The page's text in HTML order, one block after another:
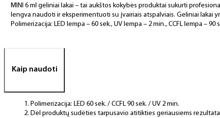
MINI 6 ml geliniai lakai – tai aukštos kokybės produktai sukurti
lengva naudoti ir eksperimentuoti su įvairiais atspalviais. Geliniai lakai
Polimerizacija: LED lempa – 60 sek., UV lempa – 2 min., CCFL lempa – 90
Kaip naudoti
Polimerizacija: LED 60 sek. / CCFL 90 sek. / UV 2 min.
Dėl produktų sudėties tarpusavio atitikties geriausiems